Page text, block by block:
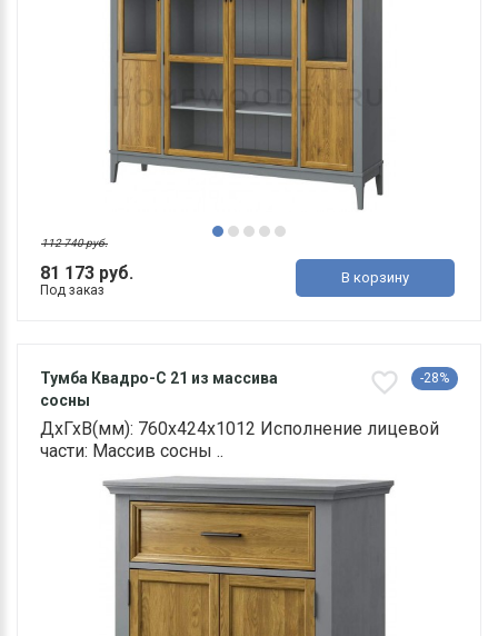
81 173 руб.
112 740 руб.
Под заказ
В корзину
Тумба Квадро-С 21 из массива
сосны
-28%
ДхГхВ(мм): 760х424х1012 Исполнение лицевой
части: Массив сосны ..